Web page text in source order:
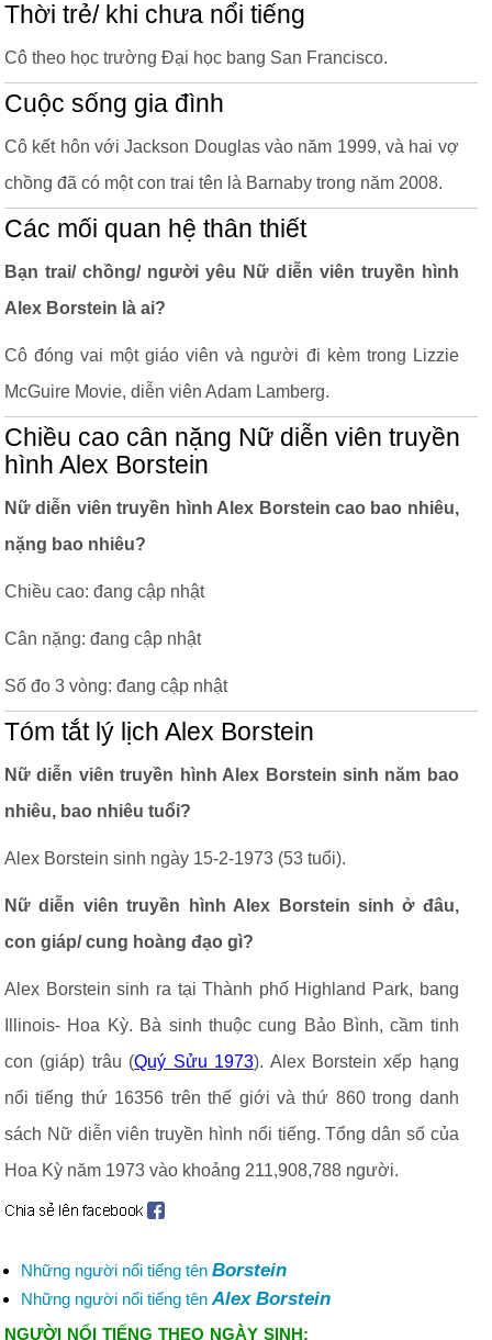
Thời trẻ/ khi chưa nổi tiếng
Cô theo học trường Đại học bang San Francisco.
Cuộc sống gia đình
Cô kết hôn với Jackson Douglas vào năm 1999, và hai vợ
chồng đã có một con trai tên là Barnaby trong năm 2008.
Các mối quan hệ thân thiết
Bạn trai/ chồng/ người yêu Nữ diễn viên truyền hình
Alex Borstein là ai?
Cô đóng vai một giáo viên và người đi kèm trong Lizzie
McGuire Movie, diễn viên Adam Lamberg.
Chiều cao cân nặng Nữ diễn viên truyền
hình Alex Borstein
Nữ diễn viên truyền hình Alex Borstein cao bao nhiêu,
nặng bao nhiêu?
Chiều cao: đang cập nhật
Cân nặng: đang cập nhật
Số đo 3 vòng: đang cập nhật
Tóm tắt lý lịch Alex Borstein
Nữ diễn viên truyền hình Alex Borstein sinh năm bao
nhiêu, bao nhiêu tuổi?
Alex Borstein sinh ngày 15-2-1973 (53 tuổi).
Nữ diễn viên truyền hình Alex Borstein sinh ở đâu,
con giáp/ cung hoàng đạo gì?
Alex Borstein sinh ra tại Thành phố Highland Park, bang
Illinois- Hoa Kỳ. Bà sinh thuộc cung Bảo Bình, cầm tinh
con (giáp) trâu (Quý Sửu 1973). Alex Borstein xếp hạng
nổi tiếng thứ 16356 trên thế giới và thứ 860 trong danh
sách Nữ diễn viên truyền hình nổi tiếng. Tổng dân số của
Hoa Kỳ năm 1973 vào khoảng 211,908,788 người.
Những người nổi tiếng tên Borstein
Những người nổi tiếng tên Alex Borstein
NGƯỜI NỔI TIẾNG THEO NGÀY SINH: